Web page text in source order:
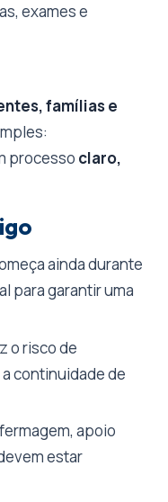
exames e
famílias e
processo claro,
ainda durante
para garantir uma
o risco de
continuidade de
apoio
estar